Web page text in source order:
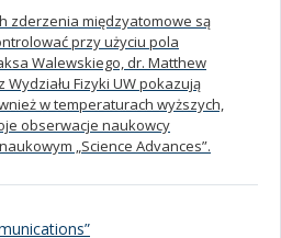
zderzenia międzyatomowe są
przy użyciu pola
Walewskiego, dr. Matthew
Wydziału Fizyki UW pokazują
w temperaturach wyższych,
obserwacje naukowcy
„Science Advances”.